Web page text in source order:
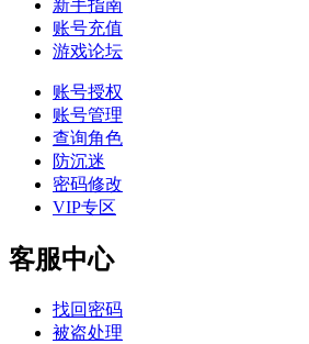
新手指南
账号充值
游戏论坛
账号授权
账号管理
查询角色
防沉迷
密码修改
VIP专区
客服中心
找回密码
被盗处理